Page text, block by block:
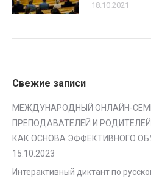
18.10.2021
Свежие записи
МЕЖДУНАРОДНЫЙ ОНЛАЙН-
ПРЕПОДАВАТЕЛЕЙ И
КАК ОСНОВА ЭФФЕКТИВНОГО
15.10.2023
Интерактивный диктант по